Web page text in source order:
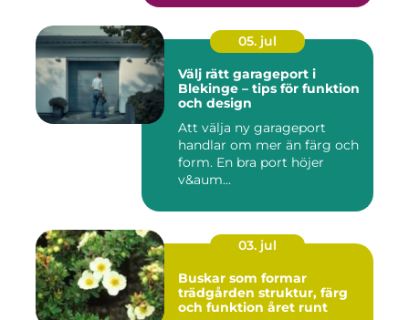
05. jul
Välj rätt garageport i
Blekinge – tips för funktion
och design
Att välja ny garageport
handlar om mer än färg och
form. En bra port höjer
v&aum...
03. jul
Buskar som formar
trädgården struktur, färg
och funktion året runt